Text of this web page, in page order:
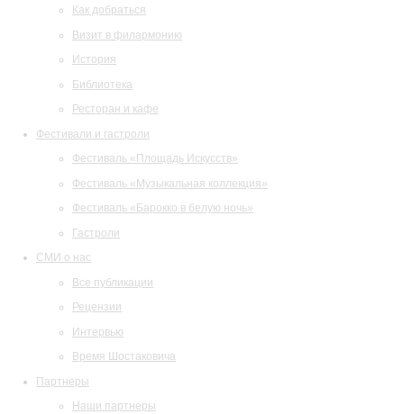
Как добраться
Визит в филармонию
История
Библиотека
Ресторан и кафе
Фестивали и гастроли
Фестиваль «Площадь Искусств»
Фестиваль «Музыкальная коллекция»
Фестиваль «Барокко в белую ночь»
Гастроли
СМИ о нас
Все публикации
Рецензии
Интервью
Время Шостаковича
Партнеры
Наши партнеры